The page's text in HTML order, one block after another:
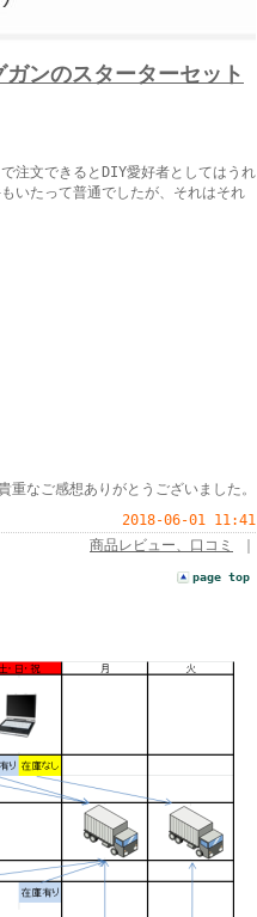
ンのスターターセット
注文できるとDIY愛好者としてはうれ
いたって普通でしたが、それはそれ
重なご感想ありがとうございました。
2018-06-01 11:41
商品レビュー、口コミ
page top